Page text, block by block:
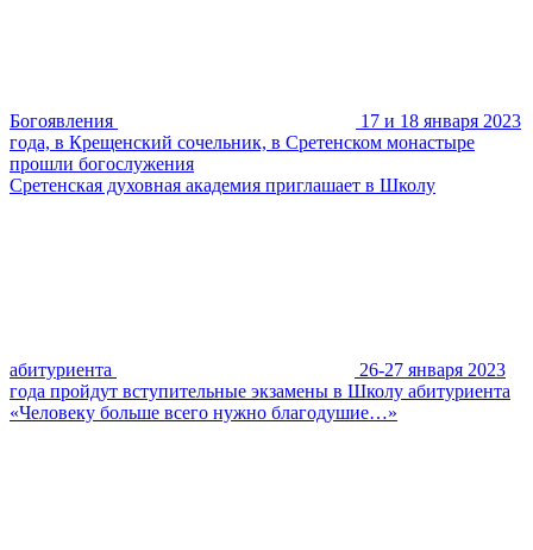
Богоявления
17 и 18 января 2023
года, в Крещенский сочельник, в Сретенском монастыре
прошли богослужения
Сретенская духовная академия приглашает в Школу
абитуриента
26-27 января 2023
года пройдут вступительные экзамены в Школу абитуриента
«Человеку больше всего нужно благодушие…»